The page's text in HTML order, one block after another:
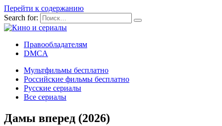
Перейти к содержанию
Search for:
Правообладателям
DMCA
Мультфильмы бесплатно
Российские фильмы бесплатно
Русские сериалы
Все сериалы
Дамы вперед (2026)